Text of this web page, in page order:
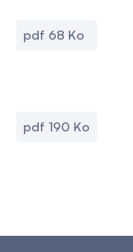
pdf 68 Ko
pdf 190 Ko